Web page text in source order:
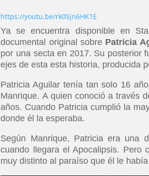
https://youtu.be/rk0Sjn6HK1E
Ya se encuentra disponible en
documental original sobre Patricia
por una secta en 2017. Su posterior
ejes de esta esta historia, producida
Patricia Aguilar tenía tan solo 16
Manrique. A quien conoció a través
años. Cuando Patricia cumplió la
donde él la esperaba.
Según Manrique, Patricia era una
cuando llegara el Apocalipsis. Pero
muy distinto al paraíso que él le